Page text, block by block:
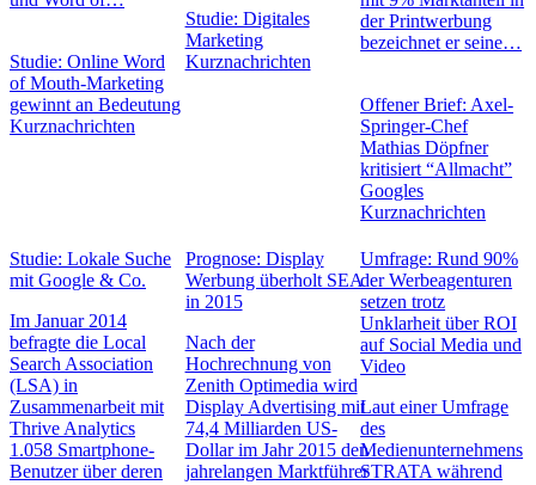
Studie: Online Word
of Mouth-Marketing
gewinnt an Bedeutung
Kurznachrichten
Studie: Digitales
Marketing
Kurznachrichten
der Printwerbung
bezeichnet er seine…
Offener Brief: Axel-
Springer-Chef
Mathias Döpfner
kritisiert “Allmacht”
Googles
Kurznachrichten
Studie: Lokale Suche
mit Google & Co.
Im Januar 2014
befragte die Local
Search Association
(LSA) in
Zusammenarbeit mit
Thrive Analytics
1.058 Smartphone-
Benutzer über deren
Prognose: Display
Werbung überholt SEA
in 2015
Nach der
Hochrechnung von
Zenith Optimedia wird
Display Advertising mit
74,4 Milliarden US-
Dollar im Jahr 2015 den
jahrelangen Marktführer
Umfrage: Rund 90%
der Werbeagenturen
setzen trotz
Unklarheit über ROI
auf Social Media und
Video
Laut einer Umfrage
des
Medienunternehmens
STRATA während